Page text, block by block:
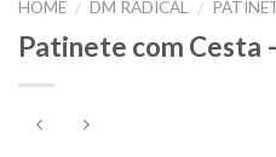
HOME / DM RADICAL /
Patinete com Cesta